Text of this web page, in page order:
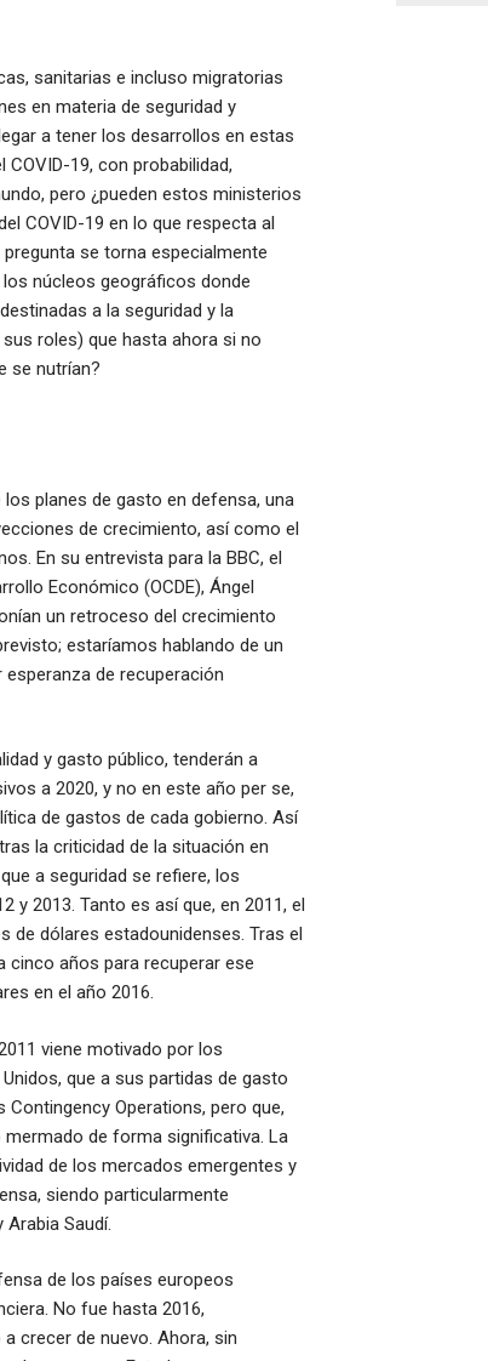
sanitarias e incluso migratorias
en materia de seguridad y
a tener los desarrollos en estas
19, con probabilidad,
pero ¿pueden estos ministerios
COVID-19 en lo que respecta al
se torna especialmente
núcleos geográficos donde
a la seguridad y la
roles) que hasta ahora si no
se nutrían?
planes de gasto en defensa, una
de crecimiento, así como el
En su entrevista para la BBC, el
Económico (OCDE), Ángel
un retroceso del crecimiento
estaríamos hablando de un
de recuperación
y gasto público, tenderán a
a 2020, y no en este año per se,
de gastos de cada gobierno. Así
la criticidad de la situación en
a seguridad se refiere, los
2013. Tanto es así que, en 2011, el
dólares estadounidenses. Tras el
cinco años para recuperar ese
en el año 2016.
viene motivado por los
que a sus partidas de gasto
Operations, pero que,
de forma significativa. La
de los mercados emergentes y
siendo particularmente
Arabia Saudí.
de los países europeos
No fue hasta 2016,
crecer de nuevo. Ahora, sin